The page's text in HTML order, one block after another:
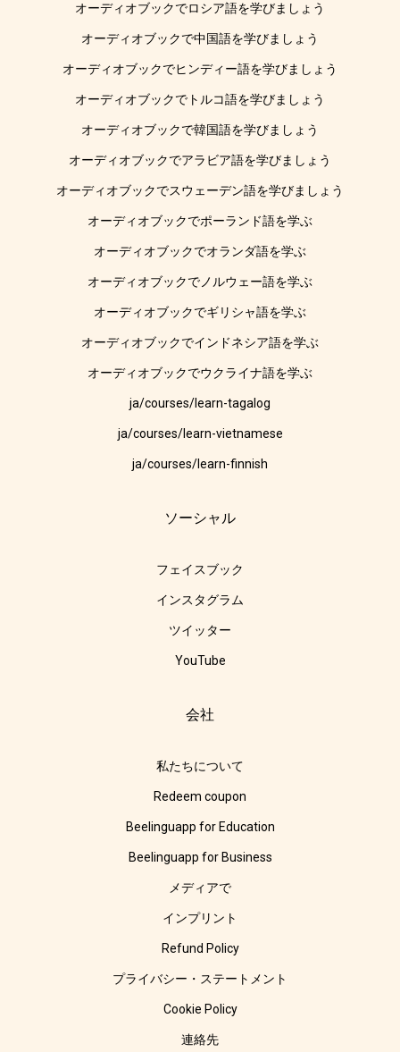
オーディオブックでロシア語を学びましょう
オーディオブックで中国語を学びましょう
オーディオブックでヒンディー語を学びましょう
オーディオブックでトルコ語を学びましょう
オーディオブックで韓国語を学びましょう
オーディオブックでアラビア語を学びましょう
オーディオブックでスウェーデン語を学びましょう
オーディオブックでポーランド語を学ぶ
オーディオブックでオランダ語を学ぶ
オーディオブックでノルウェー語を学ぶ
オーディオブックでギリシャ語を学ぶ
オーディオブックでインドネシア語を学ぶ
オーディオブックでウクライナ語を学ぶ
ja/courses/learn-tagalog
ja/courses/learn-vietnamese
ja/courses/learn-finnish
ソーシャル
フェイスブック
インスタグラム
ツイッター
YouTube
会社
私たちについて
Redeem coupon
Beelinguapp for Education
Beelinguapp for Business
メディアで
インプリント
Refund Policy
プライバシー・ステートメント
Cookie Policy
連絡先